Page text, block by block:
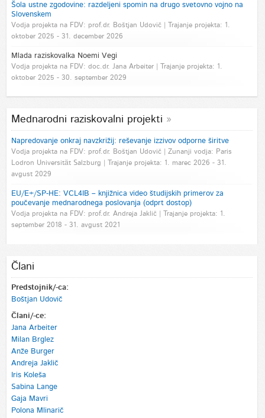
Šola ustne zgodovine: razdeljeni spomin na drugo svetovno vojno na
Slovenskem
Vodja projekta na FDV: prof.dr. Boštjan Udovič | Trajanje projekta: 1.
oktober 2025 - 31. december 2026
Mlada raziskovalka Noemi Vegi
Vodja projekta na FDV: doc.dr. Jana Arbeiter | Trajanje projekta: 1.
oktober 2025 - 30. september 2029
Mednarodni raziskovalni projekti
Napredovanje onkraj navzkrižij: reševanje izzivov odporne širitve
Vodja projekta na FDV: prof.dr. Boštjan Udovič | Zunanji vodja: Paris
Lodron Universität Salzburg | Trajanje projekta: 1. marec 2026 - 31.
avgust 2029
EU/E+/SP-HE: VCL4IB – knjižnica video študijskih primerov za
poučevanje mednarodnega poslovanja (odprt dostop)
Vodja projekta na FDV: prof.dr. Andreja Jaklič | Trajanje projekta: 1.
september 2018 - 31. avgust 2021
Člani
Predstojnik/-ca:
Boštjan Udovič
Člani/-ce:
Jana Arbeiter
Milan Brglez
Anže Burger
Andreja Jaklič
Iris Koleša
Sabina Lange
Gaja Mavri
Polona Mlinarič